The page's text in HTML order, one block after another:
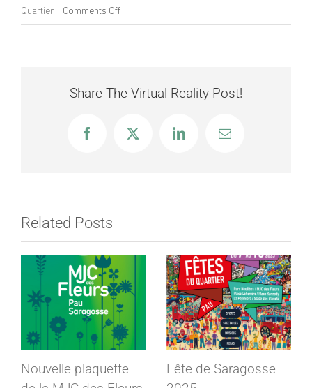
Quartier
Comments Offon
Share The Virtual Reality Post!
FacebookX LinkedInEmail
Related Posts
Nouvelle plaquette
Fête de Saragosse